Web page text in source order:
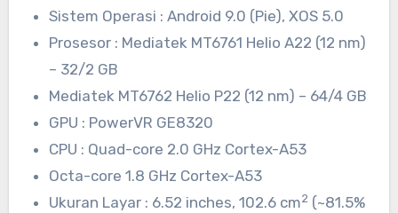
Sistem Operasi : Android 9.0 (Pie), XOS 5.0
Prosesor : Mediatek MT6761 Helio A22 (12 nm)
– 32/2 GB
Mediatek MT6762 Helio P22 (12 nm) – 64/4 GB
GPU : PowerVR GE8320
CPU : Quad-core 2.0 GHz Cortex-A53
Octa-core 1.8 GHz Cortex-A53
Ukuran Layar : 6.52 inches, 102.6 cm2 (~81.5%